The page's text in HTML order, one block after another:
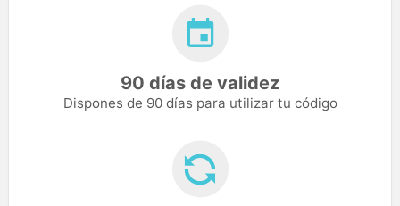
90 días de validez
Dispones de 90 días para utilizar tu código